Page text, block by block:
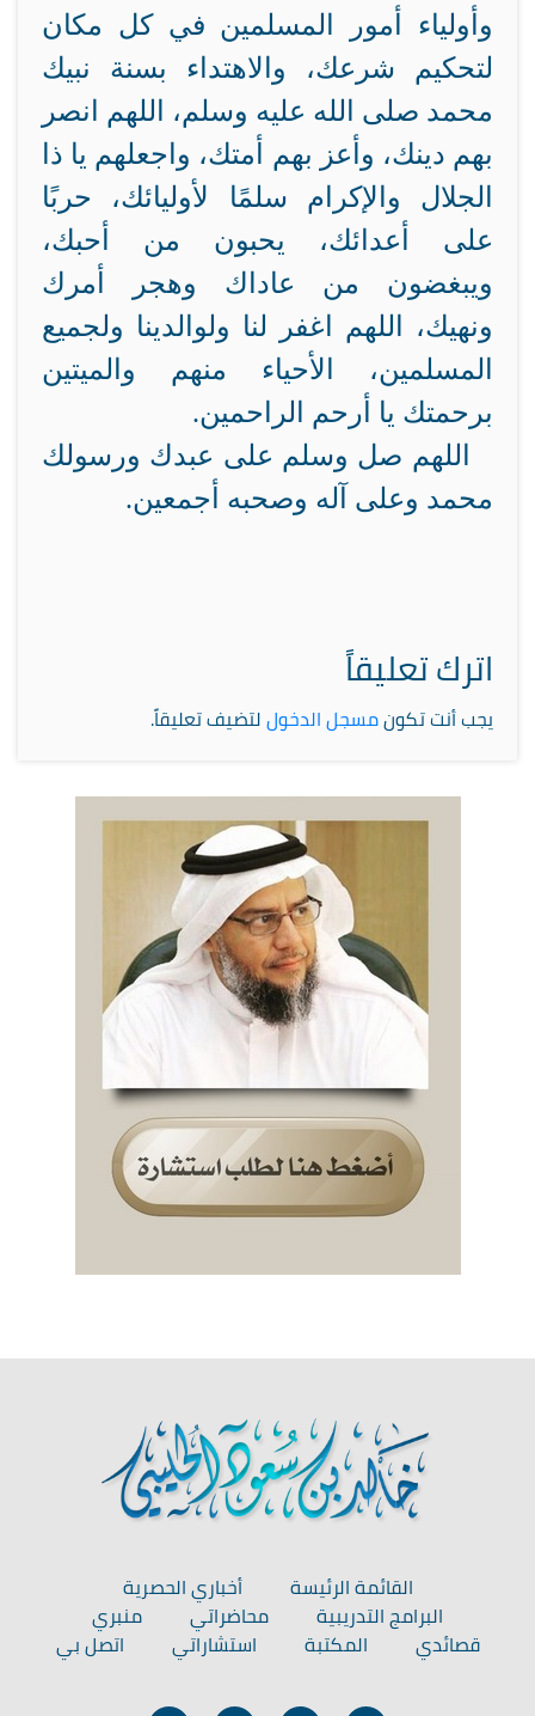
وأولياء أمور المسلمين في كل مكان
لتحكيم شرعك، والاهتداء بسنة نبيك
محمد صلى الله عليه وسلم، اللهم انصر
بهم دينك، وأعز بهم أمتك، واجعلهم يا ذا
الجلال والإكرام سلمًا لأوليائك، حربًا
على أعدائك، يحبون من أحبك،
ويبغضون من عاداك وهجر أمرك
ونهيك، اللهم اغفر لنا ولوالدينا ولجميع
المسلمين، الأحياء منهم والميتين
برحمتك يا أرحم الراحمين.
اللهم صل وسلم على عبدك ورسولك
محمد وعلى آله وصحبه أجمعين.
اترك تعليقاً
يجب أنت تكونمسجل الدخوللتضيف تعليقاً.
القائمة الرئيسة
أخباري الحصرية
البرامج التدريبية
محاضراتي
منبري
قصائدي
المكتبة استشاراتي اتصل بي